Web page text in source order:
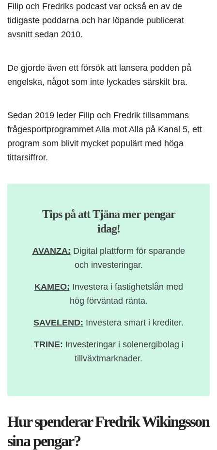
Filip och Fredriks podcast var också en av de
tidigaste poddarna och har löpande publicerat
avsnitt sedan 2010.
De gjorde även ett försök att lansera podden på
engelska, något som inte lyckades särskilt bra.
Sedan 2019 leder Filip och Fredrik tillsammans
frågesportprogrammet Alla mot Alla på Kanal 5, ett
program som blivit mycket populärt med höga
tittarsiffror.
Tips på att Tjäna mer pengar
idag!
AVANZA: Digital plattform för sparande
och investeringar.
KAMEO: Investera i fastighetslån med
hög förväntad ränta.
SAVELEND: Investera smart i krediter.
TRINE: Investeringar i solenergibolag i
tillväxtmarknader.
Hur spenderar Fredrik Wikingsson
sina pengar?